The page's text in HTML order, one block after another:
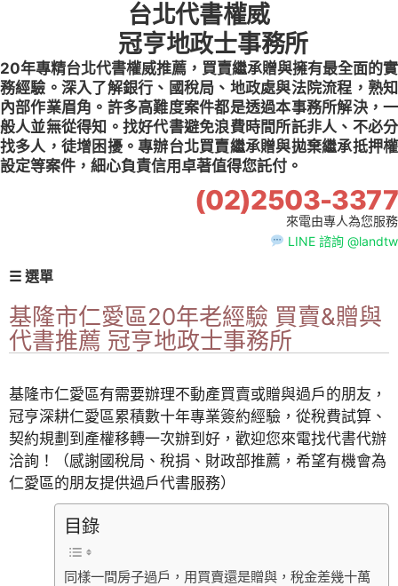
台北代書權威
冠亨地政士事務所
20年專精台北代書權威推薦，買賣繼承贈與擁有最全面的實
務經驗。深入了解銀行、國稅局、地政處與法院流程，熟知
內部作業眉角。許多高難度案件都是透過本事務所解決，一
般人並無從得知。找好代書避免浪費時間所託非人、不必分
找多人，徒增困擾。專辦台北買賣繼承贈與拋棄繼承抵押權
設定等案件，細心負責信用卓著值得您託付。
(02)2503-3377
來電由專人為您服務
LINE 諮詢 @landtw
☰ 選單
基隆市仁愛區20年老經驗 買賣&贈與
代書推薦 冠亨地政士事務所
基隆市仁愛區有需要辦理不動產買賣或贈與過戶的朋友，
冠亨深耕仁愛區累積數十年專業簽約經驗，從稅費試算、
契約規劃到產權移轉一次辦到好，歡迎您來電找代書代辦
洽詢！（感謝國稅局、稅捐、財政部推薦，希望有機會為
仁愛區的朋友提供過戶代書服務）
目錄
同樣一間房子過戶，用買賣還是贈與，稅金差幾十萬